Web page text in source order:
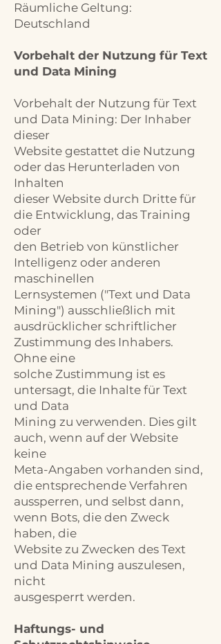
Räumliche Geltung:
Deutschland
Vorbehalt der Nutzung für Text
und Data Mining
Vorbehalt der Nutzung für Text
und Data Mining: Der Inhaber
dieser
Website gestattet die Nutzung
oder das Herunterladen von
Inhalten
dieser Website durch Dritte für
die Entwicklung, das Training
oder
den Betrieb von künstlicher
Intelligenz oder anderen
maschinellen
Lernsystemen ("Text und Data
Mining") ausschließlich mit
ausdrücklicher schriftlicher
Zustimmung des Inhabers.
Ohne eine
solche Zustimmung ist es
untersagt, die Inhalte für Text
und Data
Mining zu verwenden. Dies gilt
auch, wenn auf der Website
keine
Meta-Angaben vorhanden sind,
die entsprechende Verfahren
aussperren, und selbst dann,
wenn Bots, die den Zweck
haben, die
Website zu Zwecken des Text
und Data Mining auszulesen,
nicht
ausgesperrt werden.
Haftungs- und